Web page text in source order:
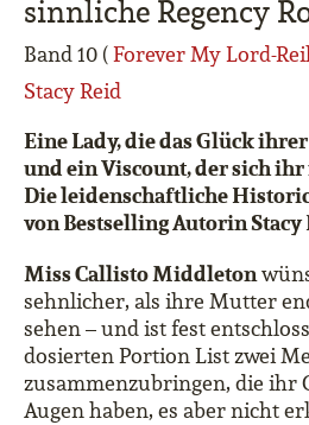
sinnliche Regency
Band 10 (Forever My Lord-
Stacy Reid
Eine Lady, die das Glück
und ein Viscount, der sich ihr
Die leidenschaftliche
von Bestselling Autorin Stacy
Miss Callisto Middleton
sehnlicher, als ihre Mutter
sehen – und ist fest
dosierten Portion List zwei
zusammenzubringen, die ihr
Augen haben, es aber nicht